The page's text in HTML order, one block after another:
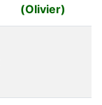
(Olivier)